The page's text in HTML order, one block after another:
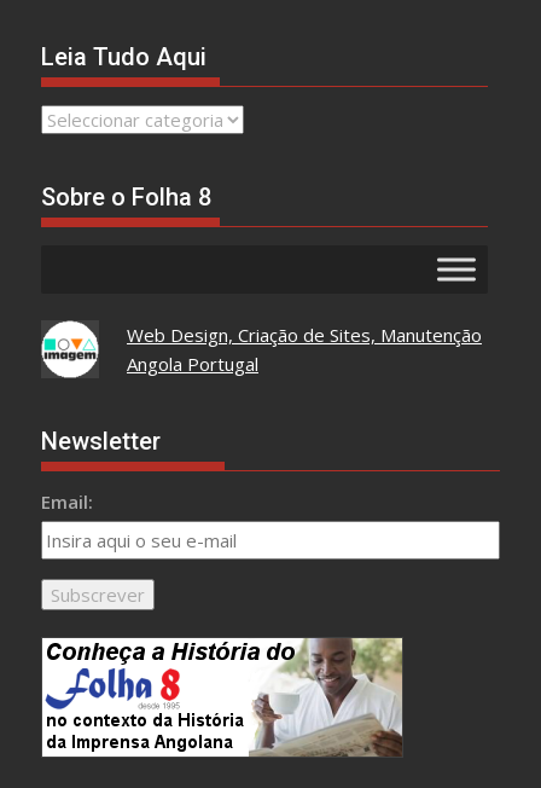
Leia Tudo Aqui
Leia
Sobre o Folha 8
Web Design, Criação de Sites, Manutenção
Angola Portugal
Newsletter
Email: